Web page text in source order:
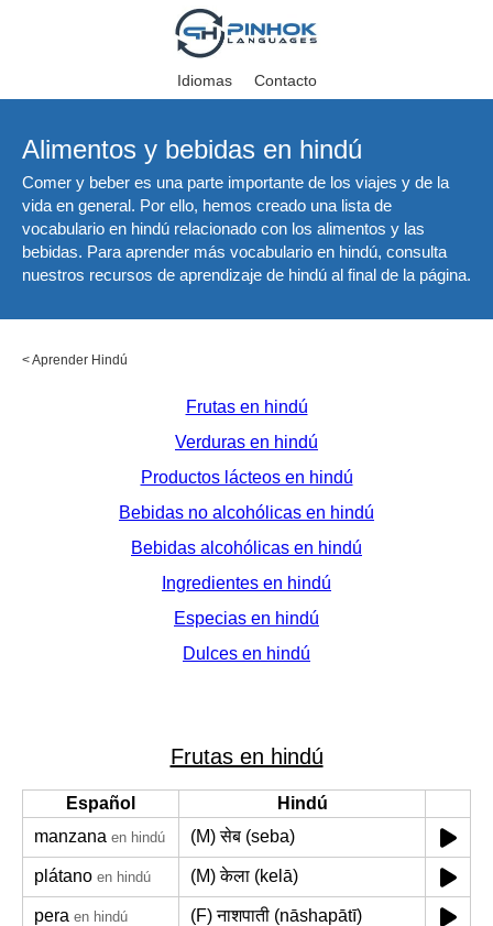
Idiomas Contacto
Alimentos y bebidas en hindú
Comer y beber es una parte importante de los viajes y de la
vida en general. Por ello, hemos creado una lista de
vocabulario en hindú relacionado con los alimentos y las
bebidas. Para aprender más vocabulario en hindú, consulta
nuestros recursos de aprendizaje de hindú al final de la página.
<Aprender Hindú
Frutas en hindú
Verduras en hindú
Productos lácteos en hindú
Bebidas no alcohólicas en hindú
Bebidas alcohólicas en hindú
Ingredientes en hindú
Especias en hindú
Dulces en hindú
Frutas en hindú
Español
Hindú
manzana en hindú (M) सेब (seba)
plátano en hindú (M) केला (kelā)
pera en hindú (F) नाशपाती (nāshapātī)